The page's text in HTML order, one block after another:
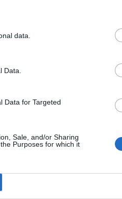
data.
Data.
Data for Targeted
Sale, and/or Sharing
Purposes for which it
Signaler une erreur